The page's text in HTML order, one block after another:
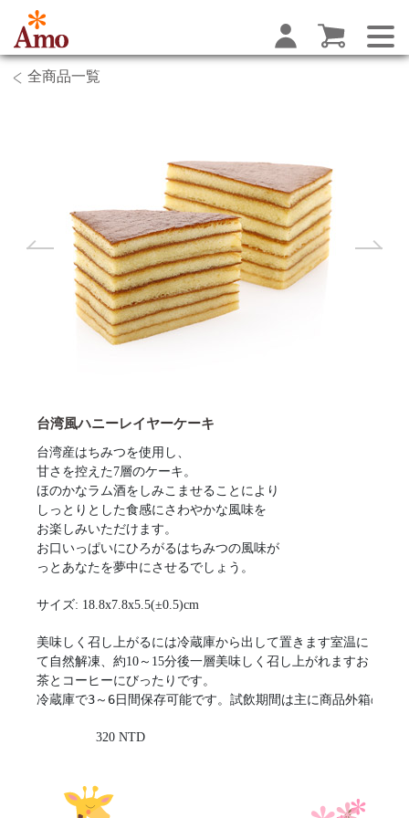
全商品一覧
台湾風ハニーレイヤーケーキ
台湾産はちみつを使用し、
甘さを控えた7層のケーキ。
ほのかなラム酒をしみこませることにより
しっとりとした食感にさわやかな風味を
お楽しみいただけます。
お口いっぱいにひろがるはちみつの風味が
っとあなたを夢中にさせるでしょう。
サイズ: 18.8x7.8x5.5(±0.5)cm
美味しく召し上がるには冷蔵庫から出して置きます室温に
て自然解凍、約10～15分後一層美味しく召し上がれますお
茶とコーヒーにびったりです。
冷蔵庫で3～6日間保存可能です。試飲期間は主に商品外箱のラ
320 NTD